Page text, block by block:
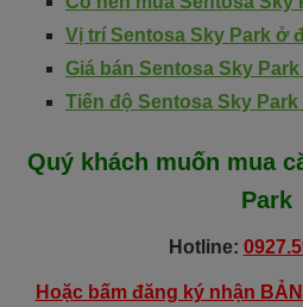
Vị trí Sentosa Sky Park ở
Giá bán Sentosa Sky Park
Tiến độ Sentosa Sky Park
Quý khách muốn mua
Park
Hotline:
Hoặc bấm đăng ký nhận